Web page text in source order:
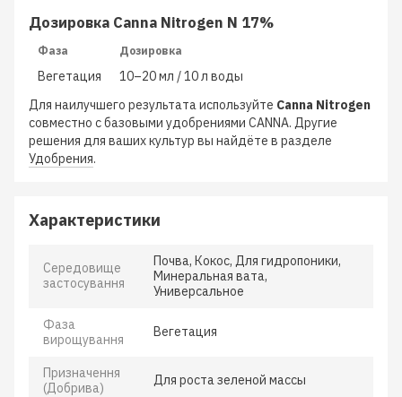
Дозировка Canna Nitrogen N 17%
Фаза Дозировка
Вегетация
10–20 мл / 10 л воды
Для наилучшего результата используйте Canna Nitrogen
совместно с базовыми удобрениями CANNA. Другие
решения для ваших культур вы найдёте в разделе
Удобрения.
Характеристики
Середовище
застосування
Почва, Кокос, Для гидропоники,
Минеральная вата,
Универсальное
Фаза
вирощування
Вегетация
Призначення
(Добрива)
Для роста зеленой массы